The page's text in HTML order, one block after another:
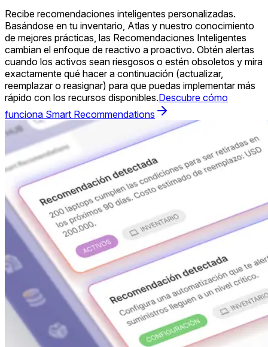
Recibe recomendaciones inteligentes personalizadas.
Basándose en tu inventario, Atlas y nuestro conocimiento
de mejores prácticas, las Recomendaciones Inteligentes
cambian el enfoque de reactivo a proactivo. Obtén alertas
cuando los activos sean riesgosos o estén obsoletos y mira
exactamente qué hacer a continuación (actualizar,
reemplazar o reasignar) para que puedas implementar más
rápido con los recursos disponibles.Descubre cómo
funciona Smart Recommendations